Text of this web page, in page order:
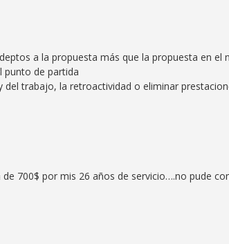
a la propuesta más que la propuesta en
punto de partida
trabajo, la retroactividad o eliminar
700$ por mis 26 años de servicio….no pude